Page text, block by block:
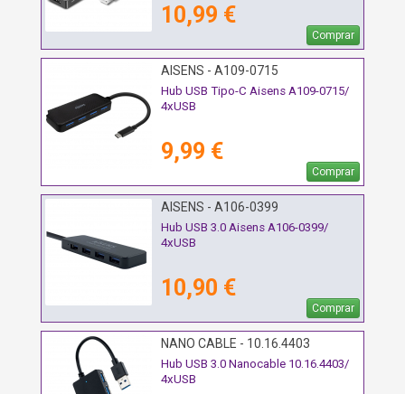
10,99 €
Comprar
AISENS - A109-0715
Hub USB Tipo-C Aisens A109-0715/
4xUSB
9,99 €
Comprar
AISENS - A106-0399
Hub USB 3.0 Aisens A106-0399/
4xUSB
10,90 €
Comprar
NANO CABLE - 10.16.4403
Hub USB 3.0 Nanocable 10.16.4403/
4xUSB